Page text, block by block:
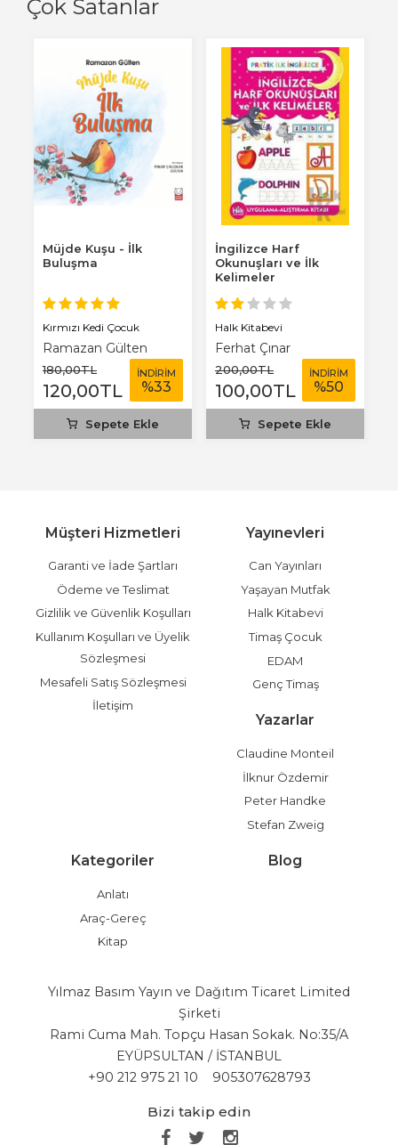
Çok Satanlar
Müjde Kuşu - İlk
Buluşma
Kırmızı Kedi Çocuk
Ramazan Gülten
180,00TL
120,00TL
İNDİRİM
%33
Sepete Ekle
İngilizce Harf
Okunuşları ve İlk
Kelimeler
Halk Kitabevi
Ferhat Çınar
200,00TL
100,00TL
İNDİRİM
%50
Sepete Ekle
Müşteri Hizmetleri
Garanti ve İade Şartları
Ödeme ve Teslimat
Gizlilik ve Güvenlik Koşulları
Kullanım Koşulları ve Üyelik
Sözleşmesi
Mesafeli Satış Sözleşmesi
İletişim
Yayınevleri
Can Yayınları
Yaşayan Mutfak
Halk Kitabevi
Timaş Çocuk
EDAM
Genç Timaş
Yazarlar
Claudine Monteil
İlknur Özdemir
Peter Handke
Stefan Zweig
Kategoriler
Anlatı
Araç-Gereç
Kitap
Blog
Yılmaz Basım Yayın ve Dağıtım Ticaret Limited
Şirketi
Rami Cuma Mah. Topçu Hasan Sokak. No:35/A
EYÜPSULTAN / İSTANBUL
+90 212 975 21 10
905307628793
Bizi takip edin